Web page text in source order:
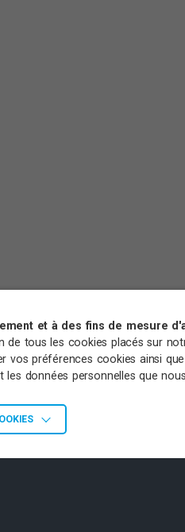
et à des fins de mesure
tous les cookies placés sur
préférences cookies ainsi
données personnelles que